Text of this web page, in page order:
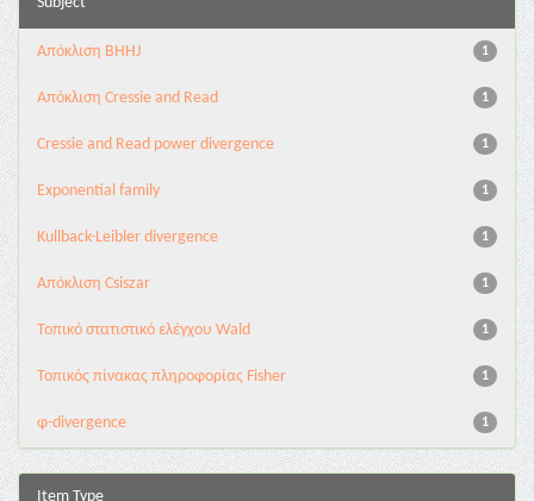
1
Aπόκλιση BHHJ
1
Aπόκλιση Cressie and Read
1
Cressie and Read power divergence
1
Exponential family
1
Kullback-Leibler divergence
1
Απόκλιση Csiszar
1
Τοπικό στατιστικό ελέγχου Wald
1
Τοπικός πίνακας πληροφορίας Fisher
1
φ-divergence
Item Type